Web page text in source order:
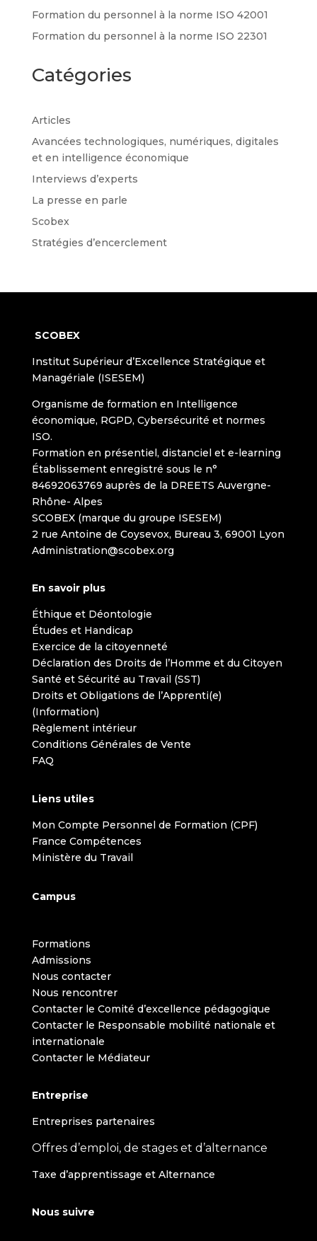
Formation du personnel à la norme ISO 42001
Formation du personnel à la norme ISO 22301
Catégories
Articles
Avancées technologiques, numériques, digitales
et en intelligence économique
Interviews d’experts
La presse en parle
Scobex
Stratégies d’encerclement
SCOBEX
Institut Supérieur d’Excellence Stratégique et
Managériale (ISESEM)
Organisme de formation en Intelligence
économique, RGPD, Cybersécurité et normes
ISO.
Formation en présentiel, distanciel et e-learning
Établissement enregistré sous le n°
84692063769 auprès de la DREETS Auvergne-
Rhône- Alpes
SCOBEX (marque du groupe ISESEM)
2 rue Antoine de Coysevox, Bureau 3, 69001 Lyon
Administration@scobex.org
En savoir plus
Éthique et Déontologie
Études et Handicap
Exercice de la citoyenneté
Déclaration des Droits de l’Homme et du Citoyen
Santé et Sécurité au Travail (SST)
Droits et Obligations de l’Apprenti(e)
(Information)
Règlement intérieur
Conditions Générales de Vente
FAQ
Liens utiles
Mon Compte Personnel de Formation (CPF)
France Compétences
Ministère du Travail
Campus
Formations
Admissions
Nous contacter
Nous rencontrer
Contacter le Comité d’excellence pédagogique
Contacter le Responsable mobilité nationale et
internationale
Contacter le Médiateur
Entreprise
Entreprises partenaires
Offres d’emploi, de stages et d’alternance
Taxe d’apprentissage et Alternance
Nous suivre